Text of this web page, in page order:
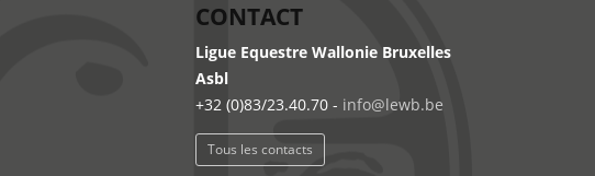
CONTACT
Ligue Equestre Wallonie Bruxelles
Asbl
+32 (0)83/23.40.70 - info@lewb.be
Tous les contacts